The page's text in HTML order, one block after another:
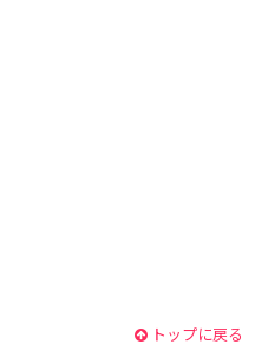
トップに戻る